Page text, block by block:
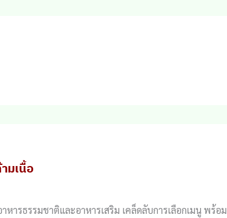
มเนื้อ
ารธรรมชาติและอาหารเสริม เคล็ดลับการเลือกเมนู พร้อม